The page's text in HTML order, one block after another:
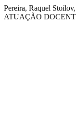
Pereira, Raquel
ATUAÇÃO